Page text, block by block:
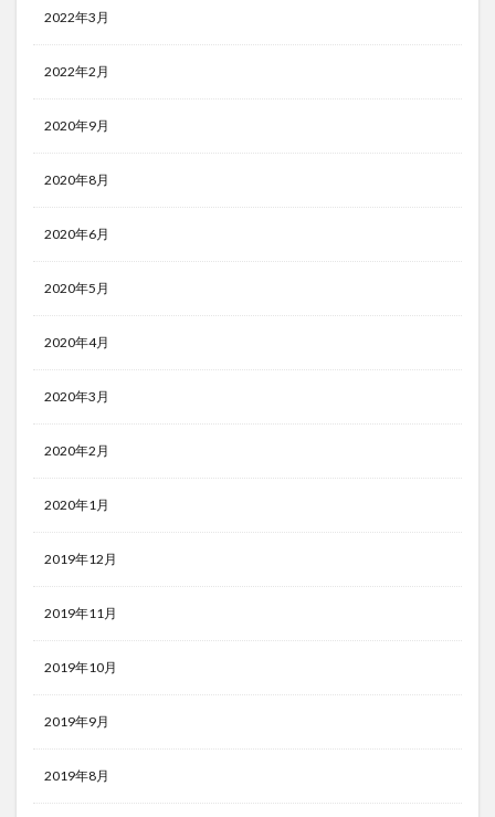
2022年3月
2022年2月
2020年9月
2020年8月
2020年6月
2020年5月
2020年4月
2020年3月
2020年2月
2020年1月
2019年12月
2019年11月
2019年10月
2019年9月
2019年8月